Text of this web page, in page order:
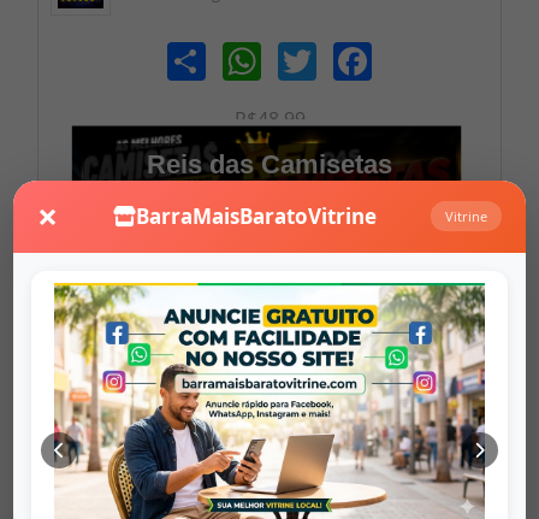
× BarraMaisBaratoVitrine Vitrine
Share WhatsAppTwitter Facebook
R$48,99
Reis das Camisetas
Taça Valenci...
barramaisbaratovitrine
Origem: barramaisbaratovitrine